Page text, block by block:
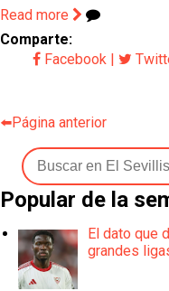
Read more
Comparte:
Facebook |
⬅️Página anterior
Popular de la
El dato que
grandes